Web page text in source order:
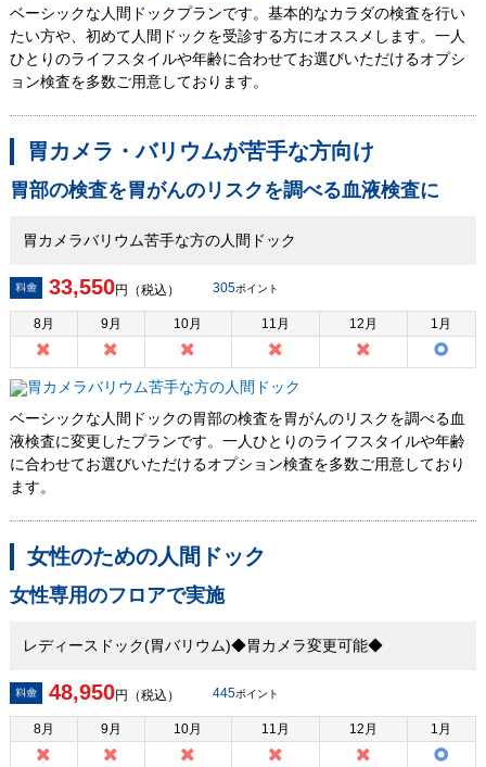
ベーシックな人間ドックプランです。基本的なカラダの検査を行い
たい方や、初めて人間ドックを受診する方にオススメします。一人
ひとりのライフスタイルや年齢に合わせてお選びいただけるオプシ
ョン検査を多数ご用意しております。
胃カメラ・バリウムが苦手な方向け
胃部の検査を胃がんのリスクを調べる血液検査に
胃カメラバリウム苦手な方の人間ドック
33,550円（税込） 305ポイント
8月 9 月 10月 11 月 12 月 1 月
ベーシックな人間ドックの胃部の検査を胃がんのリスクを調べる血
液検査に変更したプランです。一人ひとりのライフスタイルや年齢
に合わせてお選びいただけるオプション検査を多数ご用意しており
ます。
女性のための人間ドック
女性専用のフロアで実施
レディースドック(胃バリウム)◆胃カメラ変更可能◆
48,950円（税込） 445ポイント
8月 9 月 10月 11 月 12 月 1 月